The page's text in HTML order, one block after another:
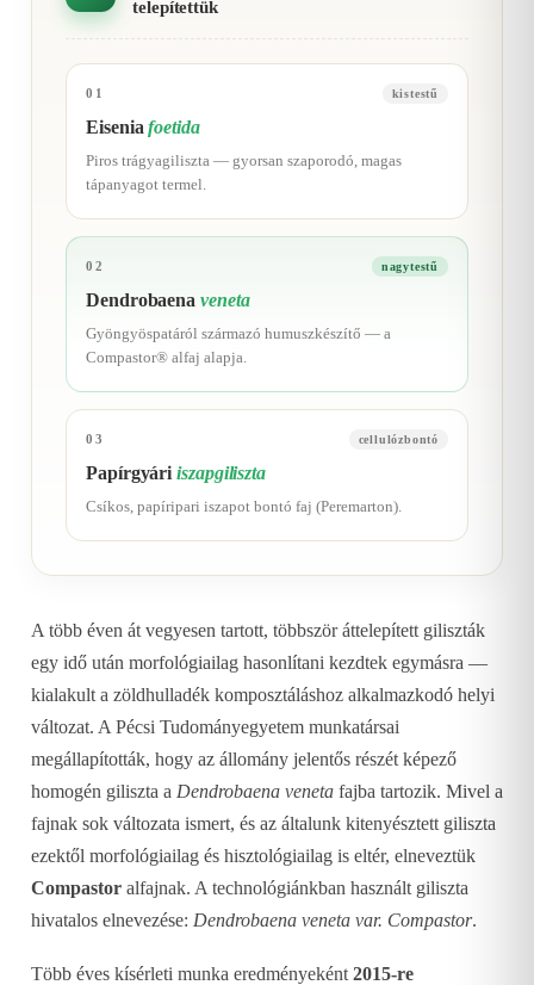
telepítettük
01 kistestű
Eiseniafoetida
Piros trágyagiliszta — gyorsan szaporodó, magas
tápanyagot termel.
02 nagytestű
Dendrobaenaveneta
Gyöngyöspatáról származó humuszkészítő — a
Compastor® alfaj alapja.
03 cellulózbontó
Papírgyáriiszapgiliszta
Csíkos, papíripari iszapot bontó faj (Peremarton).
A több éven át vegyesen tartott, többször áttelepített giliszták
egy idő után morfológiailag hasonlítani kezdtek egymásra —
kialakult a zöldhulladék komposztáláshoz alkalmazkodó helyi
változat. A Pécsi Tudományegyetem munkatársai
megállapították, hogy az állomány jelentős részét képező
homogén giliszta a Dendrobaena veneta fajba tartozik. Mivel a
fajnak sok változata ismert, és az általunk kitenyésztett giliszta
ezektől morfológiailag és hisztológiailag is eltér, elneveztük
Compastor alfajnak. A technológiánkban használt giliszta
hivatalos elnevezése: Dendrobaena veneta var. Compastor.
Több éves kísérleti munka eredményeként 2015-re